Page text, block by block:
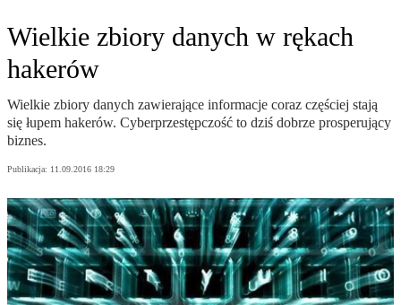
Wielkie zbiory danych w rękach
hakerów
Wielkie zbiory danych zawierające informacje coraz częściej stają
się łupem hakerów. Cyberprzestępczość to dziś dobrze prosperujący
biznes.
Publikacja: 11.09.2016 18:29